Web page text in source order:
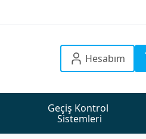
Hesabım
Geçiş Kontrol
Sistemleri